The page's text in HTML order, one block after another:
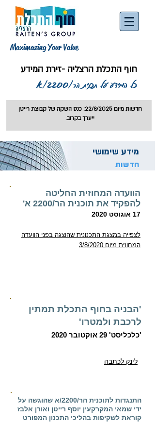
Maximazing Your Value
חוף התכלת הרצליה -זירת המידע
כל המידע על תכנית הר/2200/א
חדשות מיום 22/8/2025: כנס השקה של קבוצת רייטן
ייערך בקרוב.
מידע שימושי
חדשות
הוועדה המחוזית החליטה
להפקיד את תוכנית הר/2200 א'
17 או גוסט
לצפייה במצגת התכנונית שהוצגה בפני הוועדה
המחוזית מיום 3/8/2020
'הבניה בחוף התכלת תמתין
לרכבת ולמטרו'
'כלכליסט' 29 אוקטובר 2020
לינק לכתבה
התנגדות לתוכנית הר/2200/א שהוגשה על
ידי שמאי המקרקעין יוסף רייטן ואורן אלבז
קוראת לשקיפות בהליכי התכנון המפורט